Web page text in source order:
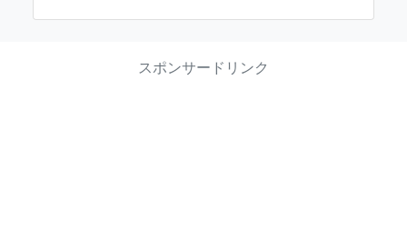
スポンサードリンク